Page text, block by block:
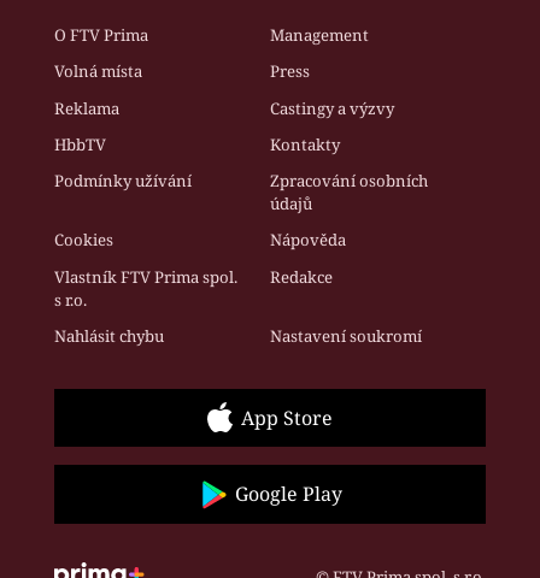
O FTV Prima
Management
Volná místa
Press
Reklama
Castingy a výzvy
HbbTV
Kontakty
Podmínky užívání
Zpracování osobních
údajů
Cookies
Nápověda
Vlastník FTV Prima spol.
s r.o.
Redakce
Nahlásit chybu Nastavení soukromí
App Store
Google Play